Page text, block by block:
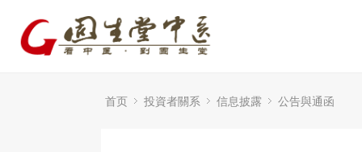
首页 投資者關系 信息披露 公告與通函